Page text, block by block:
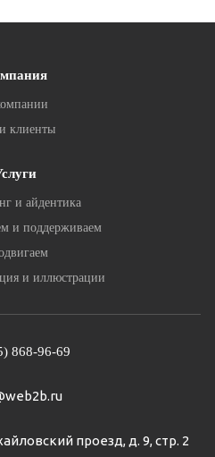
клиенты
и айдентика
и поддерживаем
и иллюстрации
868-96-69
проезд, д. 9, стр. 2